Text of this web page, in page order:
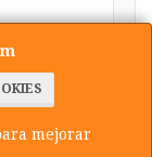
mejorar